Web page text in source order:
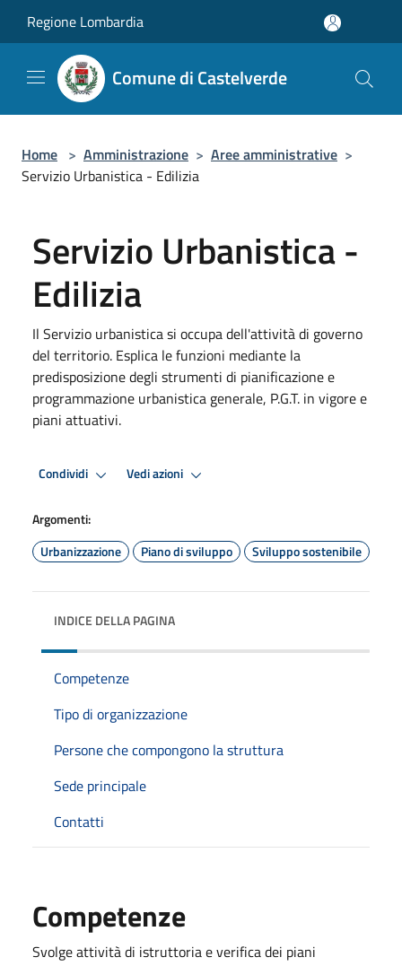
Regione Lombardia
Comune di Castelverde
Home > Amministrazione > Aree amministrative >
Servizio Urbanistica - Edilizia
Servizio Urbanistica -
Edilizia
Il Servizio urbanistica si occupa dell'attività di governo
del territorio. Esplica le funzioni mediante la
predisposizione degli strumenti di pianificazione e
programmazione urbanistica generale, P.G.T. in vigore e
piani attuativi.
Condividi Vedi azioni
Argomenti:
Urbanizzazione
Piano di sviluppo Sviluppo sostenibile
INDICE DELLA PAGINA
Competenze
Tipo di organizzazione
Persone che compongono la struttura
Sede principale
Contatti
Competenze
Svolge attività di istruttoria e verifica dei piani